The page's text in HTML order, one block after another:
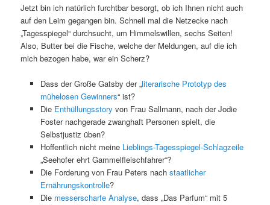
Jetzt bin ich natürlich furchtbar besorgt, ob ich Ihnen nicht auch
auf den Leim gegangen bin. Schnell mal die Netzecke nach
„Tagesspiegel“ durchsucht, um Himmelswillen, sechs Seiten!
Also, Butter bei die Fische, welche der Meldungen, auf die ich
mich bezogen habe, war ein Scherz?
Dass der Große Gatsby der „literarische Prototyp des
mühelosen Gewinners“ ist?
Die Enthüllungsstory von Frau Sallmann, nach der Jodie
Foster nachgerade zwanghaft Personen spielt, die
Selbstjustiz üben?
Hoffentlich nicht meine Lieblings-Tagesspiegel-Schlagzeile
„Seehofer ehrt Gammelfleischfahrer“?
Die Forderung von Frau Peters nach staatlicher
Ernährungskontrolle?
Die messerscharfe Analyse, dass „Das Parfum“ mit 5